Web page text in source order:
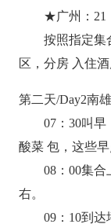
★广州：21：
按照指定集合
区，分房 入住
第二天/Day2南
07：30叫早，
酸菜 包，这些
08：00集合上
右。
09：10到达坪